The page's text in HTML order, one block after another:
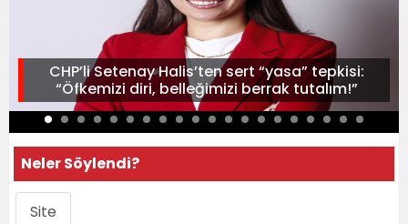
CHP’li Setenay Halis’ten sert “yasa” tepkisi:
“Öfkemizi diri, belleğimizi berrak tutalım!”
Neler Söylendi?
Site